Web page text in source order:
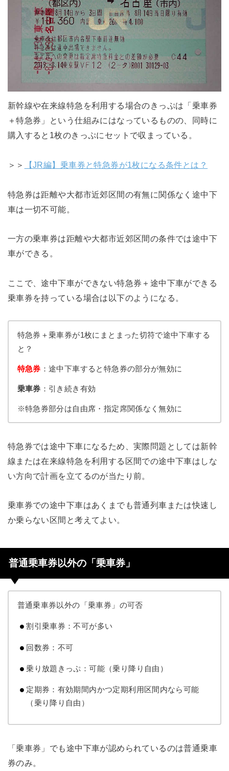
新幹線や在来線特急を利用する場合のきっぷは「乗車券
＋特急券」という仕組みにはなっているものの、同時に
購入すると1枚のきっぷにセットで収まっている。
＞＞ 【JR編】乗車券と特急券が1枚になる条件とは？
特急券は距離や大都市近郊区間の有無に関係なく途中下
車は一切不可能。
一方の乗車券は距離や大都市近郊区間の条件では途中下
車ができる。
ここで、途中下車ができない特急券＋途中下車ができる
乗車券を持っている場合は以下のようになる。
特急券＋乗車券が1枚にまとまった切符で途中下車する
と？
特急券 ：途中下車すると特急券の部分が無効に
乗車券 ：引き続き有効
※特急券部分は自由席・指定席関係なく無効に
特急券では途中下車になるため、実際問題としては新幹
線または在来線特急を利用する区間での途中下車はしな
い方向で計画を立てるのが当たり前。
乗車券での途中下車はあくまでも普通列車または快速し
か乗らない区間と考えてよい。
普通乗車券以外の「乗車券」
普通乗車券以外の「乗車券」の可否
割引乗車券：不可が多い
回数券：不可
乗り放題きっぷ：可能（乗り降り自由）
定期券：有効期間内かつ定期利用区間内なら可能
（乗り降り自由）
「乗車券」でも途中下車が認められているのは普通乗車
券のみ。